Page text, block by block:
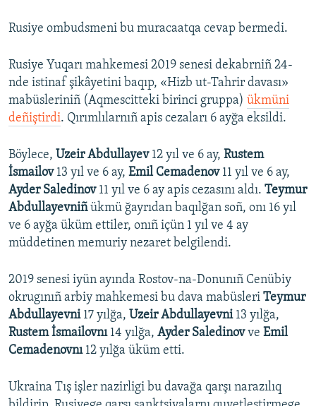
Rusiye ombudsmeni bu muracaatqa cevap bermedi.
Rusiye Yuqarı mahkemesi 2019 senesi dekabrniñ 24-
nde istinaf şikâyetini baqıp, «Hizb ut-Tahrir davası»
mabüsleriniñ (Aqmescitteki birinci gruppa) ükmüni
deñiştirdi. Qırımlılarnıñ apis cezaları 6 ayğa eksildi.
Böylece, Uzeir Abdullayev12 yıl ve 6 ay, Rustem
İsmailov13 yıl ve 6 ay, Emil Cemadenov11 yıl ve 6 ay,
Ayder Saledinov11 yıl ve 6 ay apis cezasını aldı. Teymur
Abdullayevniñükmü ğayrıdan baqılğan soñ, onı 16 yıl
ve 6 ayğa üküm ettiler, onıñ içün 1 yıl ve 4 ay
müddetinen memuriy nezaret belgilendi.
2019 senesi iyün ayında Rostov-na-Donunıñ Cenübiy
okrugınıñ arbiy mahkemesi bu dava mabüsleri Teymur
Abdullayevni17 yılğa, Uzeir Abdullayevni 13 yılğa,
Rustem İsmailovnı 14 yılğa, Ayder Saledinovve Emil
Cemadenovnı 12 yılğa üküm etti.
Ukraina Tış işler nazirligi bu davağa qarşı narazılıq